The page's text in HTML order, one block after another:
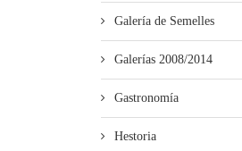
Galería de Semelles
Galerías 2008/2014
Gastronomía
Hestoria